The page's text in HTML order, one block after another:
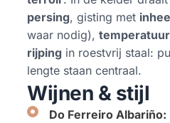
persing, gisting met
waar nodig),
rijping in roestvrij staal:
lengte staan centraal.
Wijnen & stijl
Do Ferreiro Albariño: